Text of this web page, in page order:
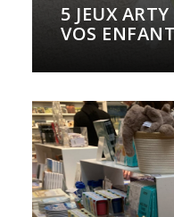
5 JEUX
VOS